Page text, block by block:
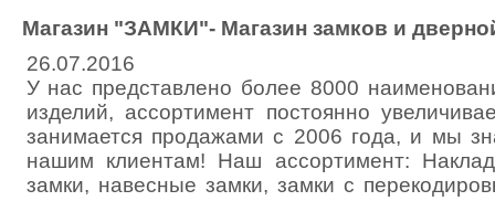
Магазин "ЗАМКИ"- Магазин замков и
26.07.2016
У нас представлено более 8000
изделий, ассортимент постоянно
занимается продажами с 2006 года, и мы
нашим клиентам! Наш ассортимент:
замки, навесные замки, замки с